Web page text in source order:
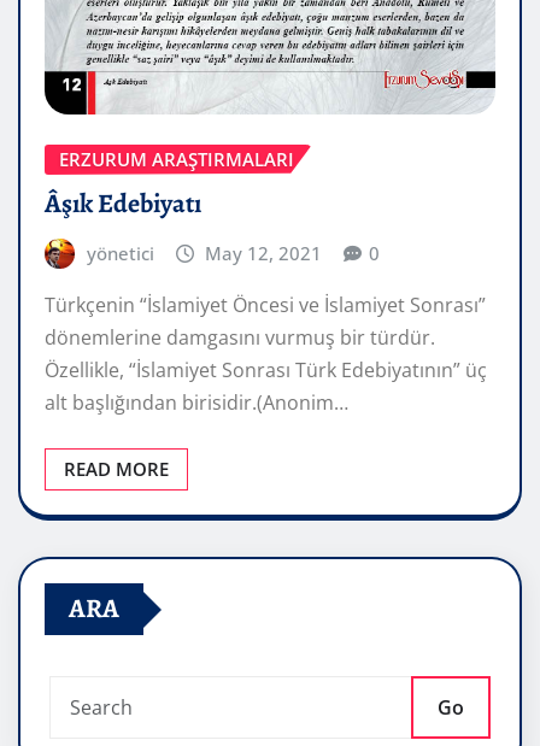
ERZURUM ARAŞTIRMALARI
Âşık Edebiyatı
yönetici May 12, 2021 0
Türkçenin “İslamiyet Öncesi ve İslamiyet Sonrası”
dönemlerine damgasını vurmuş bir türdür.
Özellikle, “İslamiyet Sonrası Türk Edebiyatının” üç
alt başlığından birisidir.(Anonim…
READ MORE
ARA
Go